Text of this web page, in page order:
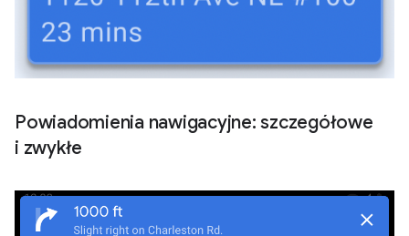
Powiadomienia nawigacyjne: szczegółowe
i zwykłe